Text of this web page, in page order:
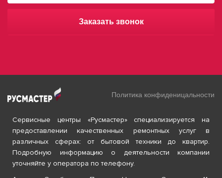
Заказать звонок
Политика конфиденицальности
Сервисные центры «Русмастер» специализируется на
предоставлении качественных ремонтных услуг в
различных сферах: от бытовой техники до квартир.
Подробную информацию о деятельности компании
уточняйте у оператора по телефону.